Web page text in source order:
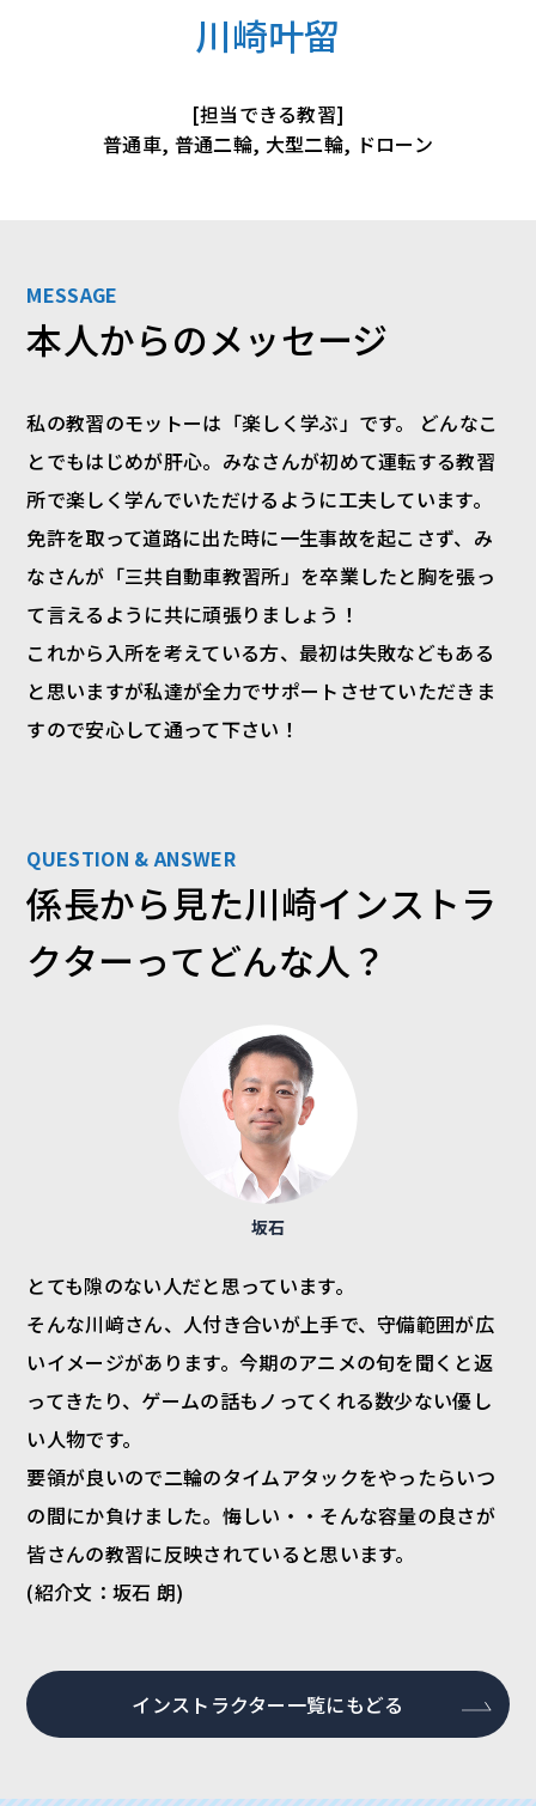
川崎叶留
[担当できる教習]
普通車, 普通二輪, 大型二輪, ドローン
MESSAGE
本人からのメッセージ
私の教習のモットーは「楽しく学ぶ」です。 どんなこ
とでもはじめが肝心。みなさんが初めて運転する教習
所で楽しく学んでいただけるように工夫しています。
免許を取って道路に出た時に一生事故を起こさず、み
なさんが「三共自動車教習所」を卒業したと胸を張っ
て言えるように共に頑張りましょう！
これから入所を考えている方、最初は失敗などもある
と思いますが私達が全力でサポートさせていただきま
すので安心して通って下さい！
QUESTION & ANSWER
係長から見た川崎インストラ
クターってどんな人？
坂石
とても隙のない人だと思っています。
そんな川﨑さん、人付き合いが上手で、守備範囲が広
いイメージがあります。今期のアニメの旬を聞くと返
ってきたり、ゲームの話もノってくれる数少ない優し
い人物です。
要領が良いので二輪のタイムアタックをやったらいつ
の間にか負けました。悔しい・・そんな容量の良さが
皆さんの教習に反映されていると思います。
(紹介文：坂石 朗)
インストラクター一覧にもどる